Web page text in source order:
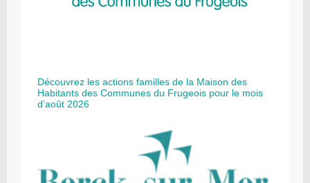
Découvrez les actions familles de la Maison des
Habitants des Communes du Frugeois pour le mois
d’août 2026